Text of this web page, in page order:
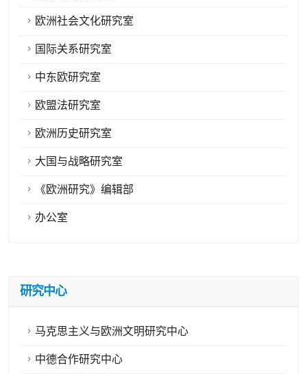
欧洲社会文化研究室
国际关系研究室
中东欧研究室
欧盟法研究室
欧洲历史研究室
大国与战略研究室
《欧洲研究》编辑部
办公室
研究中心
马克思主义与欧洲文明研究中心
中德合作研究中心